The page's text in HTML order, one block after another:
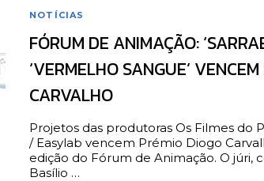
NOTÍCIAS
FÓRUM DE ANIMAÇÃO:
‘VERMELHO SANGUE’
CARVALHO
Projetos das produtoras Os Filmes do
/ Easylab vencem Prémio Diogo
edição do Fórum de Animação. O júri,
Basílio …